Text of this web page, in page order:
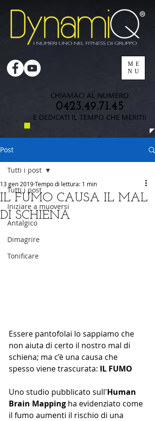
CHIAMACI AL NUMERO
0423.49.71.45
E DEDICATI IL TEMPO CHE MERITI!
ME
NU
Post
Tutti i post
Iniziare a muoversi
Antalgico
Dimagrire
Tonificare
Tutti i post
IL FUMO CAUSA IL MAL
DI SCHIENA
13 gen 2019Tempo di lettura: 1 min
Essere pantofolai lo sappiamo che
non aiuta di certo il nostro mal di
schiena; ma c’è una causa che
spesso viene trascurata: IL FUMO
Uno studio pubblicato sull'Human
Brain Mapping ha evidenziato come
il fumo aumenti il rischio di una